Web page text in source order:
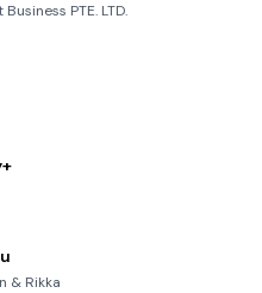
3D
PTE. LTD.
& Rikka